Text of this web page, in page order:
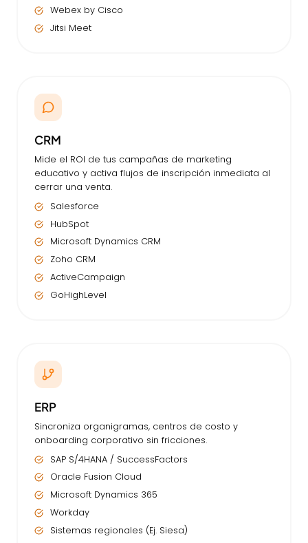
Webex by Cisco
Jitsi Meet
CRM
Mide el ROI de tus campañas de marketing
educativo y activa flujos de inscripción inmediata al
cerrar una venta.
Salesforce
HubSpot
Microsoft Dynamics CRM
Zoho CRM
ActiveCampaign
GoHighLevel
ERP
Sincroniza organigramas, centros de costo y
onboarding corporativo sin fricciones.
SAP S/4HANA / SuccessFactors
Oracle Fusion Cloud
Microsoft Dynamics 365
Workday
Sistemas regionales (Ej. Siesa)